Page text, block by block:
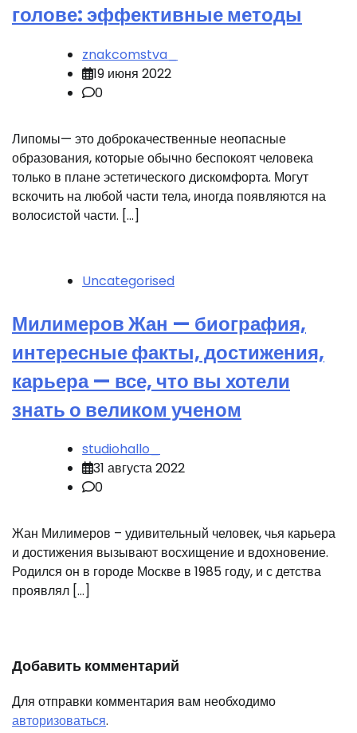
голове: эффективные методы
znakcomstva_
19 июня 2022
0
Липомы— это доброкачественные неопасные
образования, которые обычно беспокоят человека
только в плане эстетического дискомфорта. Могут
вскочить на любой части тела, иногда появляются на
волосистой части. […]
Uncategorised
Милимеров Жан — биография,
интересные факты, достижения,
карьера — все, что вы хотели
знать о великом ученом
studiohallo_
31 августа 2022
0
Жан Милимеров – удивительный человек, чья карьера
и достижения вызывают восхищение и вдохновение.
Родился он в городе Москве в 1985 году, и с детства
проявлял […]
Добавить комментарий
Для отправки комментария вам необходимо
авторизоваться.